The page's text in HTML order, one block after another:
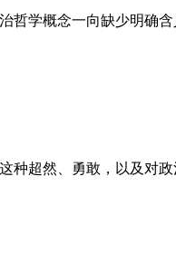
哲学概念一向缺少明确
种超然、勇敢，以及对